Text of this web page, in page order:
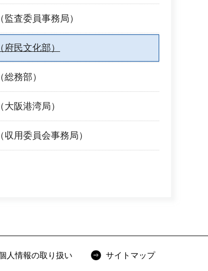
査委員事務局）
民文化部）
務部）
阪港湾局）
用委員会事務局）
人情報の取り扱い サイトマップ